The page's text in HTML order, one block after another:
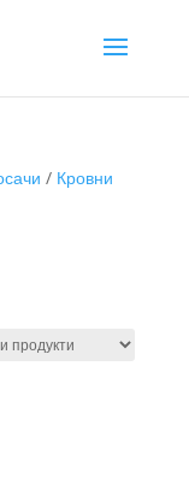
/ Кровни